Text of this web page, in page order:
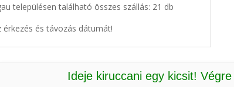
településen található összes szállás: 21 db
érkezés és távozás dátumát!
Ideje kiruccani egy kicsit!